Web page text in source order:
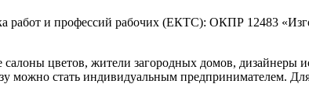
работ и профессий рабочих (ЕКТС): ОКПР 12483
цветов, жители загородных домов, дизайнеры
стать индивидуальным предпринимателем.